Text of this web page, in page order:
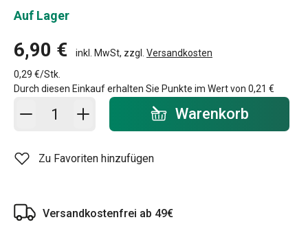
Auf Lager
6,90 € inkl. MwSt, zzgl. Versandkosten
0,29 €/Stk.
Durch diesen Einkauf erhalten Sie Punkte im Wert von 0,21 €
In den Warenkorb - Menge Warenkorb
Zu Favoriten hinzufügen
Versandkostenfrei ab 49€